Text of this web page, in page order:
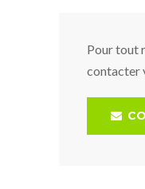
Pour tout
contacter